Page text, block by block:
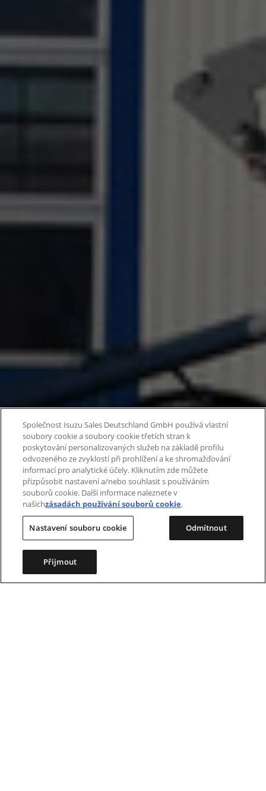
Společnost Isuzu Sales Deutschland GmbH používá vlastní
soubory cookie a soubory cookie třetích stran k
poskytování personalizovaných služeb na základě profilu
odvozeného ze zvyklostí při prohlížení a ke shromažďování
informací pro analytické účely. Kliknutím zde můžete
přizpůsobit nastavení a/nebo souhlasit s používáním
souborů cookie. Další informace naleznete v
našichzásadách používání souborů cookie.
Nastavení souboru cookie Odmítnout
Přijmout